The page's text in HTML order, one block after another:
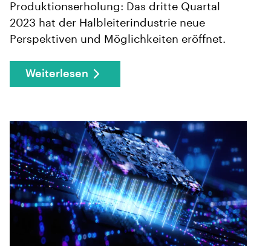
Produktionserholung: Das dritte Quartal
2023 hat der Halbleiterindustrie neue
Perspektiven und Möglichkeiten eröffnet.
Weiterlesen